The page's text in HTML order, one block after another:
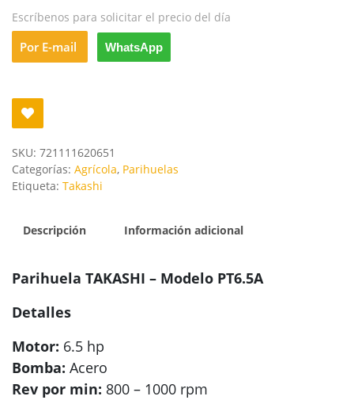
Escríbenos para solicitar el precio del día
Por E-mail WhatsApp
SKU: 721111620651
Categorías: Agrícola, Parihuelas
Etiqueta: Takashi
Descripción Información adicional
Parihuela TAKASHI – Modelo PT6.5A
Detalles
Motor: 6.5 hp
Bomba: Acero
Rev por min: 800 – 1000 rpm